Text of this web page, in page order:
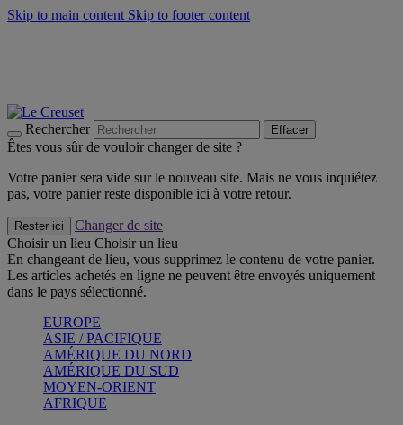
Skip to main content Skip to footer content
Rechercher Effacer
Êtes vous sûr de vouloir changer de site ?
Votre panier sera vide sur le nouveau site. Mais ne vous inquiétez
pas, votre panier reste disponible ici à votre retour.
Rester ici
Changer de site
Choisir un lieu Choisir un lieu
En changeant de lieu, vous supprimez le contenu de votre panier.
Les articles achetés en ligne ne peuvent être envoyés uniquement
dans le pays sélectionné.
EUROPE
ASIE / PACIFIQUE
AMÉRIQUE DU NORD
AMÉRIQUE DU SUD
MOYEN-ORIENT
AFRIQUE